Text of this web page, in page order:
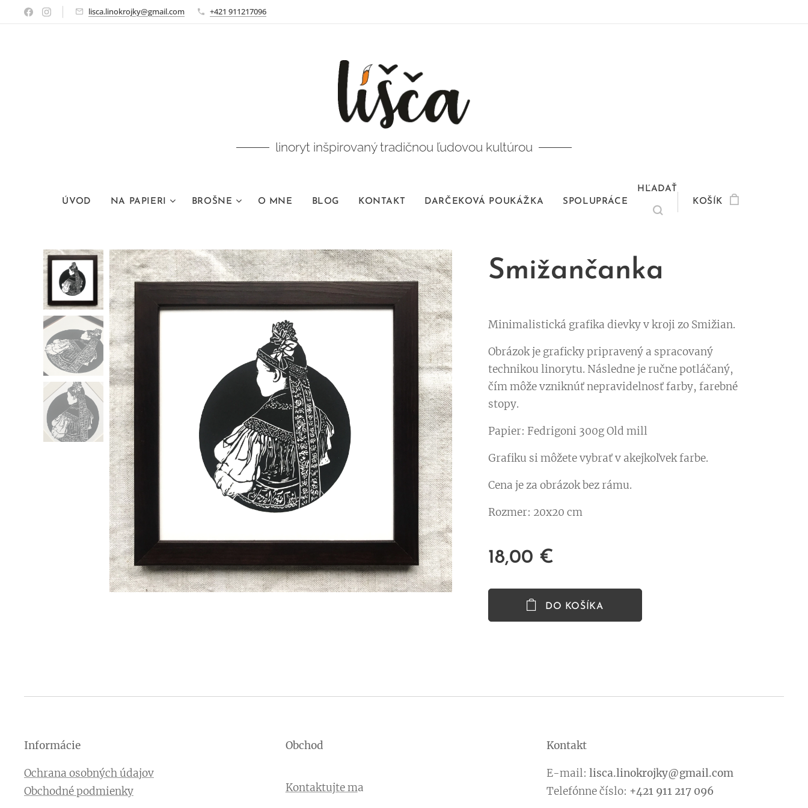
lisca.linokrojky@gmail.com +421 911217096
linoryt inšpirovaný tradičnou ľudovou kultúrou
ÚVOD NA PAPIERI BROŠNE O MNE BLOG KONTAKT DARČEKOVÁ POUKÁŽKA SPOLUPRÁCE
HĽADAŤ
KOŠÍK
Smižančanka
Minimalistická grafika dievky v kroji zo Smižian.
Obrázok je graficky pripravený a spracovaný
technikou linorytu. Následne je ručne potláčaný,
čím môže vzniknúť nepravidelnosť farby, farebné
stopy.
Papier: Fedrigoni 300g Old mill
Grafiku si môžete vybrať v akejkoľvek farbe.
Cena je za obrázok bez rámu.
Rozmer: 20x20 cm
18,00 €
DO KOŠÍKA
Informácie
Ochrana osobných údajov
Obchodné podmienky
Obchod
Kontaktujte ma
Kontakt
E-mail:lisca.linokrojky@gmail.com
Telefónne číslo: +421 911 217 096